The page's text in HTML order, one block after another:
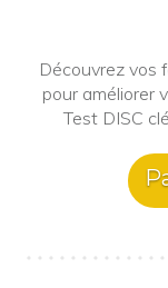
Découvrez vos
pour améliorer
Test DISC